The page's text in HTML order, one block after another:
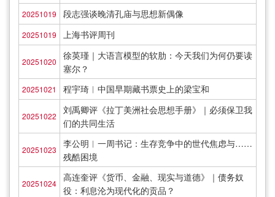
20251019 段志强谈晚清孔庙与思想新偶像
20251019 上海书评周刊
20251020
徐英瑾｜大语言模型的软肋：今天我们为何仍要读
塞尔？
20251021 程宇琦︱中国早期藏书票史上的梁宝和
20251022
刘禹卿评《拉丁美洲社会思想手册》｜必须保卫我
们的共同生活
20251023
李公明︱一周书记：生存竞争中的世代焦虑与……
残酷困境
20251024
高连奎评《货币、金融、现实与道德》｜债务奴
役：利息沦为现代化的贡品？